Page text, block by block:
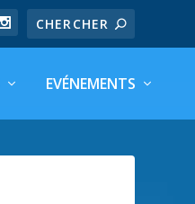
EVÉNEMENTS